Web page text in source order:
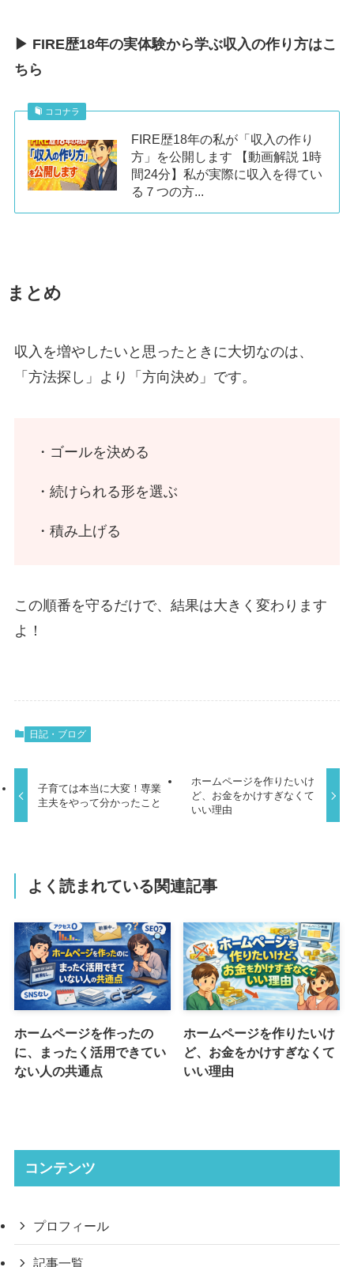
▶ FIRE歴18年の実体験から学ぶ収入の作り方はこ
ちら
ココナラ
FIRE歴18年の私が「収入の作り
方」を公開します 【動画解説 1時
間24分】私が実際に収入を得てい
る７つの方...
まとめ
収入を増やしたいと思ったときに大切なのは、
「方法探し」より「方向決め」です。
・ゴールを決める
・続けられる形を選ぶ
・積み上げる
この順番を守るだけで、結果は大きく変わります
よ！
日記・ブログ
子育ては本当に大変！専業
主夫をやって分かったこと
ホームページを作りたいけ
ど、お金をかけすぎなくて
いい理由
よく読まれている関連記事
ホームページを作ったの
に、まったく活用できてい
ない人の共通点
ホームページを作りたいけ
ど、お金をかけすぎなくて
いい理由
コンテンツ
プロフィール
記事一覧